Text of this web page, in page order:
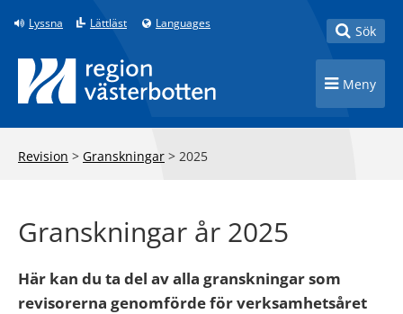
Till innehåll på sidan
Lyssna Lättläst Languages Toggle
Sök
Toggle
Meny
Revision > Granskningar > 2025
Granskningar år 2025
Här kan du ta del av alla granskningar som
revisorerna genomförde för verksamhetsåret